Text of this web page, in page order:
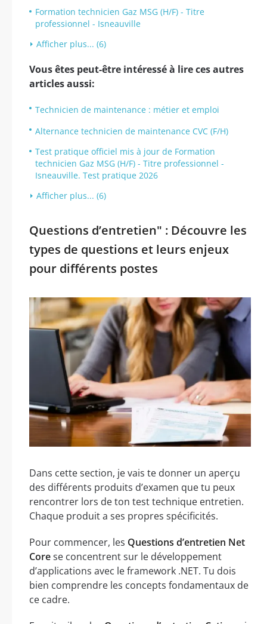
Formation technicien Gaz MSG (H/F) - Titre
professionnel - Isneauville
Afficher plus... (6)
Vous êtes peut-être intéressé à lire ces autres
articles aussi:
Technicien de maintenance : métier et emploi
Alternance technicien de maintenance CVC (F/H)
Test pratique officiel mis à jour de Formation
technicien Gaz MSG (H/F) - Titre professionnel -
Isneauville. Test pratique 2026
Afficher plus... (6)
Questions d’entretien" : Découvre les
types de questions et leurs enjeux
pour différents postes
Dans cette section, je vais te donner un aperçu
des différents produits d’examen que tu peux
rencontrer lors de ton test technique entretien.
Chaque produit a ses propres spécificités.
Pour commencer, les Questions d’entretien Net
Corese concentrent sur le développement
d’applications avec le framework .NET. Tu dois
bien comprendre les concepts fondamentaux de
ce cadre.